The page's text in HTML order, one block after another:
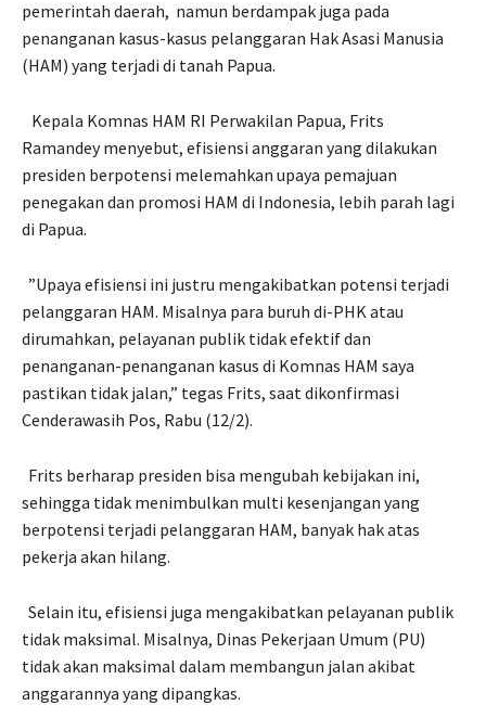
pemerintah daerah, namun berdampak juga pada
penanganan kasus-kasus pelanggaran Hak Asasi Manusia
(HAM) yang terjadi di tanah Papua.
Kepala Komnas HAM RI Perwakilan Papua, Frits
Ramandey menyebut, efisiensi anggaran yang dilakukan
presiden berpotensi melemahkan upaya pemajuan
penegakan dan promosi HAM di Indonesia, lebih parah lagi
di Papua.
”Upaya efisiensi ini justru mengakibatkan potensi terjadi
pelanggaran HAM. Misalnya para buruh di-PHK atau
dirumahkan, pelayanan publik tidak efektif dan
penanganan-penanganan kasus di Komnas HAM saya
pastikan tidak jalan,” tegas Frits, saat dikonfirmasi
Cenderawasih Pos, Rabu (12/2).
Frits berharap presiden bisa mengubah kebijakan ini,
sehingga tidak menimbulkan multi kesenjangan yang
berpotensi terjadi pelanggaran HAM, banyak hak atas
pekerja akan hilang.
Selain itu, efisiensi juga mengakibatkan pelayanan publik
tidak maksimal. Misalnya, Dinas Pekerjaan Umum (PU)
tidak akan maksimal dalam membangun jalan akibat
anggarannya yang dipangkas.